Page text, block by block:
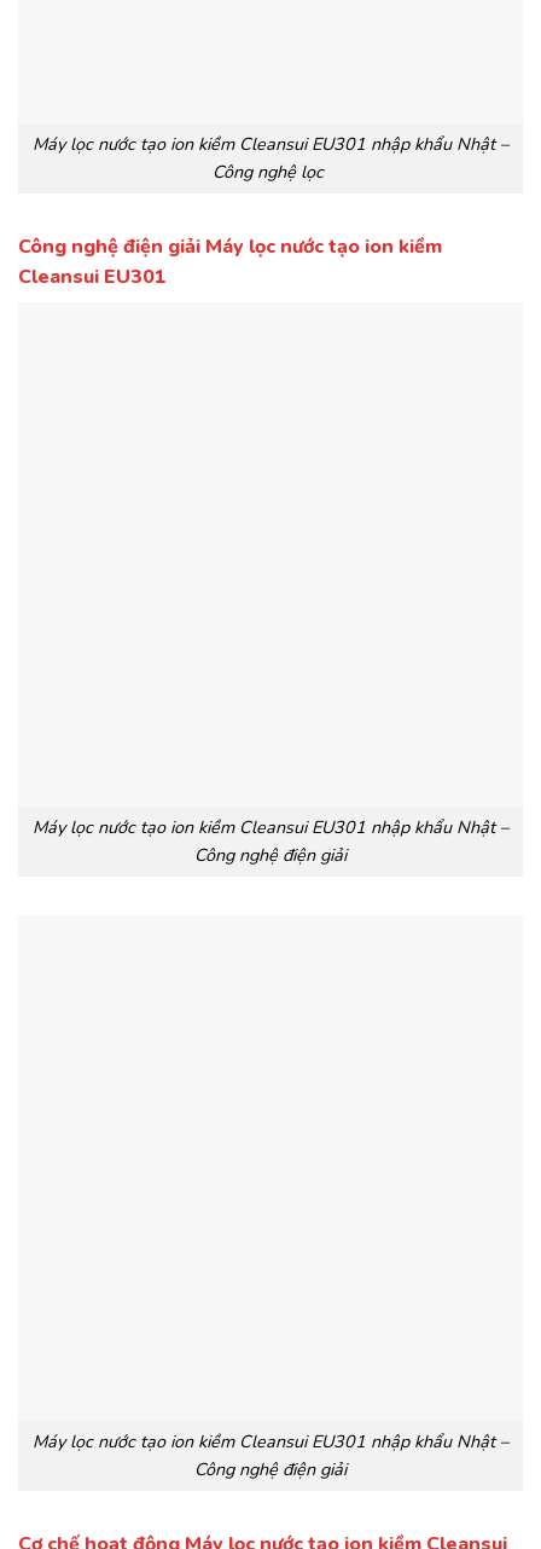
Máy lọc nước tạo ion kiềm Cleansui EU301 nhập khẩu Nhật –
Công nghệ lọc
Công nghệ điện giải Máy lọc nước tạo ion kiềm
Cleansui EU301
Máy lọc nước tạo ion kiềm Cleansui EU301 nhập khẩu Nhật –
Công nghệ điện giải
Máy lọc nước tạo ion kiềm Cleansui EU301 nhập khẩu Nhật –
Công nghệ điện giải